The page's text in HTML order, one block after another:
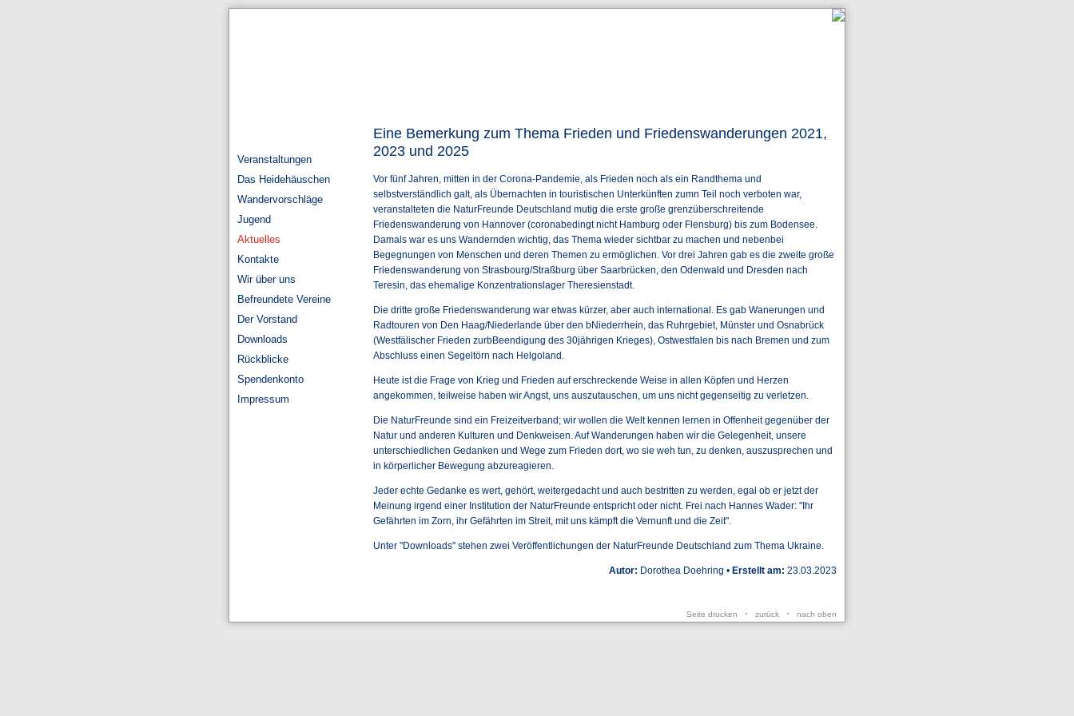
Veranstaltungen
Das Heidehäuschen
Wandervorschläge
Jugend
Aktuelles
Kontakte
Wir über uns
Befreundete Vereine
Der Vorstand
Downloads
Rückblicke
Spendenkonto
Impressum
Eine Bemerkung zum Thema Frieden und Friedenswanderungen 2021,
2023 und 2025
Vor fünf Jahren, mitten in der Corona-Pandemie, als Frieden noch als ein Randthema und
selbstverständlich galt, als Übernachten in touristischen Unterkünften zumn Teil noch verboten war,
veranstalteten die NaturFreunde Deutschland mutig die erste große grenzüberschreitende
Friedenswanderung von Hannover (coronabedingt nicht Hamburg oder Flensburg) bis zum Bodensee.
Damals war es uns Wandernden wichtig, das Thema wieder sichtbar zu machen und nebenbei
Begegnungen von Menschen und deren Themen zu ermöglichen. Vor drei Jahren gab es die zweite große
Friedenswanderung von Strasbourg/Straßburg über Saarbrücken, den Odenwald und Dresden nach
Teresin, das ehemalige Konzentrationslager Theresienstadt.
Die dritte große Friedenswanderung war etwas kürzer, aber auch international. Es gab Wanerungen und
Radtouren von Den Haag/Niederlande über den bNiederrhein, das Ruhrgebiet, Münster und Osnabrück
(Westfälischer Frieden zurbBeendigung des 30jährigen Krieges), Ostwestfalen bis nach Bremen und zum
Abschluss einen Segeltörn nach Helgoland.
Heute ist die Frage von Krieg und Frieden auf erschreckende Weise in allen Köpfen und Herzen
angekommen, teilweise haben wir Angst, uns auszutauschen, um uns nicht gegenseitig zu verletzen.
Die NaturFreunde sind ein Freizeitverband; wir wollen die Welt kennen lernen in Offenheit gegenüber der
Natur und anderen Kulturen und Denkweisen. Auf Wanderungen haben wir die Gelegenheit, unsere
unterschiedlichen Gedanken und Wege zum Frieden dort, wo sie weh tun, zu denken, auszusprechen und
in körperlicher Bewegung abzureagieren.
Jeder echte Gedanke es wert, gehört, weitergedacht und auch bestritten zu werden, egal ob er jetzt der
Meinung irgend einer Institution der NaturFreunde entspricht oder nicht. Frei nach Hannes Wader: "Ihr
Gefährten im Zorn, ihr Gefährten im Streit, mit uns kämpft die Vernunft und die Zeit".
Unter "Downloads" stehen zwei Veröffentlichungen der NaturFreunde Deutschland zum Thema Ukraine.
Autor: Dorothea Doehring • Erstellt am: 23.03.2023
Seite drucken • zurück • nach oben